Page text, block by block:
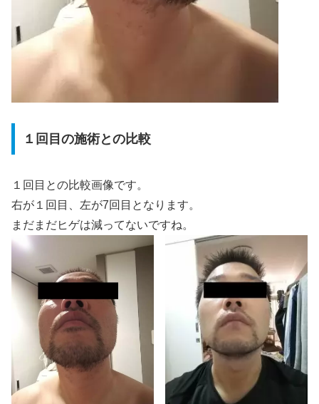
１回目の施術との比較
１回目との比較画像です。
右が１回目、左が7回目となります。
まだまだヒゲは減ってないですね。